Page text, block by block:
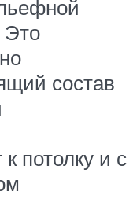
Это
состав
потолку и с